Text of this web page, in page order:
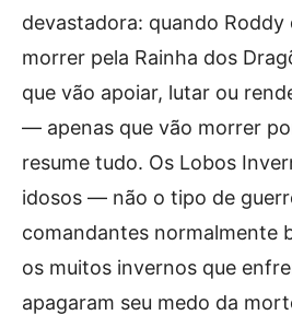
devastadora: quando Roddy
morrer pela Rainha dos
que vão apoiar, lutar ou
— apenas que vão morrer
resume tudo. Os Lobos
idosos — não o tipo de
comandantes normalmente
os muitos invernos que
apagaram seu medo da